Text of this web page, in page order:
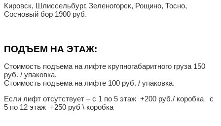
Кировск, Шлиссельбург, Зеленогорск, Рощино, Тосно,
Сосновый бор 1900 руб.
ПОДЪЕМ НА ЭТАЖ:
Стоимость подъема на лифте крупногабаритного груза 150
руб. / упаковка.
Стоимость подъема на лифте 100 руб. / упаковка.
Если лифт отсутствует – с 1 по 5 этаж +200 руб./ коробка с
5 по 12 этаж +250 руб \ коробка